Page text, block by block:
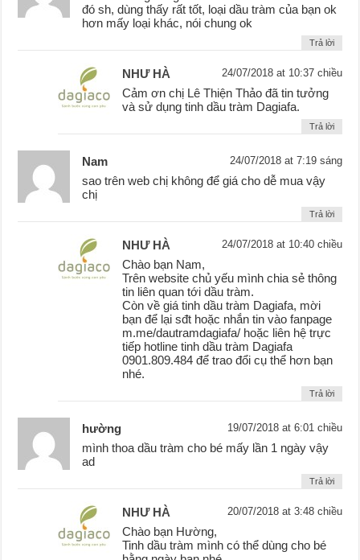
đó sh, dùng thấy rất tốt, loại dầu tràm của bạn ok
hơn mấy loại khác, nói chung ok
Trả lời
NHƯ HÀ 24/07/2018 at 10:37 chiều
Cảm ơn chị Lê Thiện Thảo đã tin tưởng
và sử dụng tinh dầu tràm Dagiafa.
Trả lời
Nam 24/07/2018 at 7:19 sáng
sao trên web chị không để giá cho dễ mua vậy
chị
Trả lời
NHƯ HÀ 24/07/2018 at 10:40 chiều
Chào bạn Nam,
Trên website chủ yếu mình chia sẻ thông
tin liên quan tới dầu tràm.
Còn về giá tinh dầu tràm Dagiafa, mời
bạn để lại sđt hoặc nhắn tin vào fanpage
m.me/dautramdagiafa/ hoặc liên hệ trực
tiếp hotline tinh dầu tràm Dagiafa
0901.809.484 để trao đổi cụ thể hơn bạn
nhé.
Trả lời
hường 19/07/2018 at 6:01 chiều
mình thoa dầu tràm cho bé mấy lần 1 ngày vậy
ad
Trả lời
NHƯ HÀ 20/07/2018 at 3:48 chiều
Chào bạn Hường,
Tinh dầu tràm mình có thể dùng cho bé